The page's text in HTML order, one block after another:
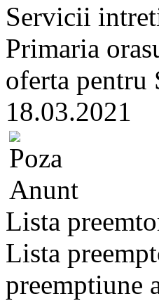
Servicii
Primaria
oferta
Lista
Lista
preemptiune